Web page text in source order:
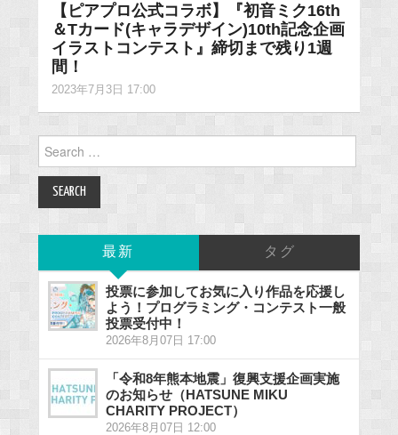
【ピアプロ公式コラボ】『初音ミク16th
＆Tカード(キャラデザイン)10th記念企画
イラストコンテスト』締切まで残り1週
間！
2023年7月3日 17:00
for:
最新 タグ
投票に参加してお気に入り作品を応援し
よう！プログラミング・コンテスト一般
投票受付中！
2026年8月07日 17:00
「令和8年熊本地震」復興支援企画実施
のお知らせ（HATSUNE MIKU
CHARITY PROJECT）
2026年8月07日 12:00